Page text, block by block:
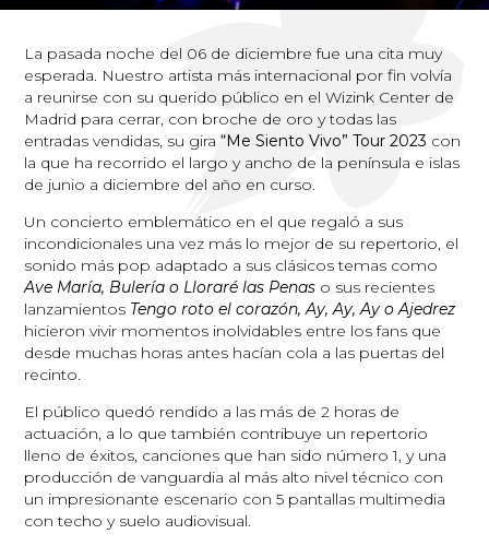
La pasada noche del 06 de diciembre fue una cita muy
esperada. Nuestro artista más internacional por fin volvía
a reunirse con su querido público en el Wizink Center de
Madrid para cerrar, con broche de oro y todas las
entradas vendidas, su gira“Me Siento Vivo” Tour 2023 con
la que ha recorrido el largo y ancho de la península e islas
de junio a diciembre del año en curso.
Un concierto emblemático en el que regaló a sus
incondicionales una vez más lo mejor de su repertorio, el
sonido más pop adaptado a sus clásicos temas como
Ave María, Bulería o Lloraré las Penas o sus recientes
lanzamientos Tengo roto el corazón, Ay, Ay, Ay o Ajedrez
hicieron vivir momentos inolvidables entre los fans que
desde muchas horas antes hacían cola a las puertas del
recinto.
El público quedó rendido a las más de 2 horas de
actuación, a lo que también contribuye un repertorio
lleno de éxitos, canciones que han sido número 1, y una
producción de vanguardia al más alto nivel técnico con
un impresionante escenario con 5 pantallas multimedia
con techo y suelo audiovisual.